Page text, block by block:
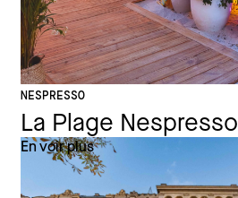
NESPRESSO
La Plage Nespresso
En voir plus